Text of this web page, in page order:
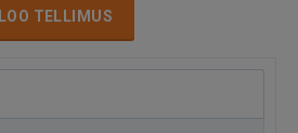
LOO TELLIMUS